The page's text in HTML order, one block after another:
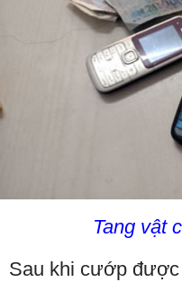
Tang vật
Sau khi cướp được